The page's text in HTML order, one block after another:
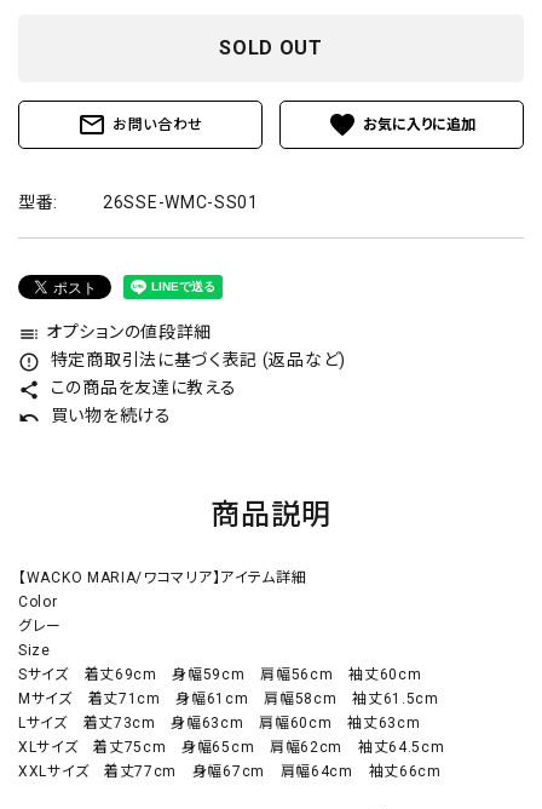
SOLD OUT
mail_outline お問い合わせ favorite
型番: 26SSE-WMC-SS01
toc オプションの値段詳細
error_outline 特定商取引法に基づく表記 (返品など)
share この商品を友達に教える
undo 買い物を続ける
商品説明
【WACKO MARIA/ワコマリア】アイテム詳細
Color
グレー
Size
Sサイズ 着丈69cm 身幅59cm 肩幅56cm 袖丈60cm
Mサイズ 着丈71cm 身幅61cm 肩幅58cm 袖丈61.5cm
Lサイズ 着丈73cm 身幅63cm 肩幅60cm 袖丈63cm
XLサイズ 着丈75cm 身幅65cm 肩幅62cm 袖丈64.5cm
XXLサイズ 着丈77cm 身幅67cm 肩幅64cm 袖丈66cm